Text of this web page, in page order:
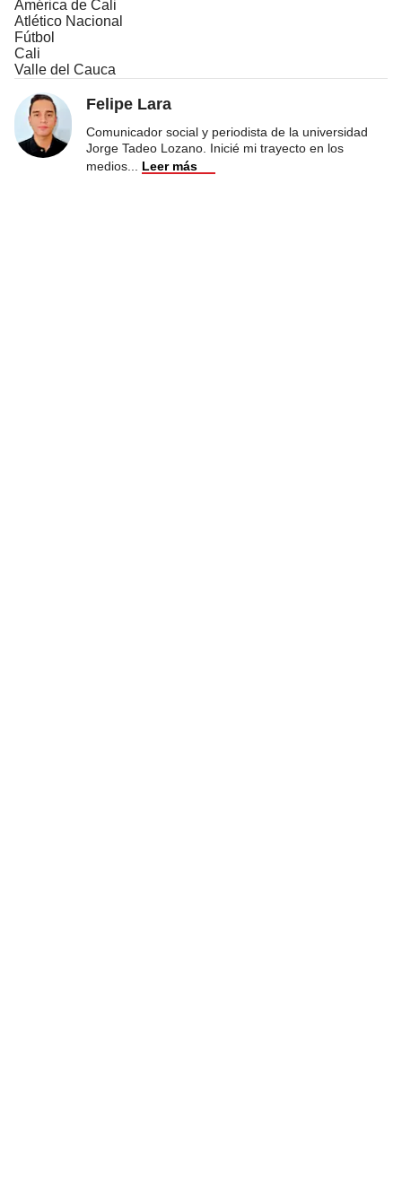
América de Cali
Atlético Nacional
Fútbol
Cali
Valle del Cauca
Felipe Lara
Comunicador social y periodista de la universidad
Jorge Tadeo Lozano. Inicié mi trayecto en los
medios
Leer más